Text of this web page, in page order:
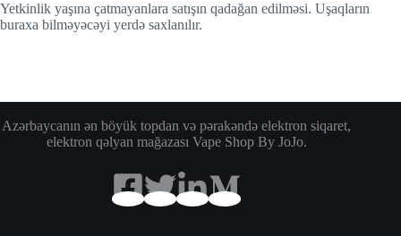
Yetkinlik yaşına çatmayanlara satışın qadağan edilməsi. Uşaqların
buraxa bilməyəcəyi yerdə saxlanılır.
Azərbaycanın ən böyük topdan və pərakəndə elektron siqaret,
elektron qəlyan mağazası Vape Shop By JoJo.